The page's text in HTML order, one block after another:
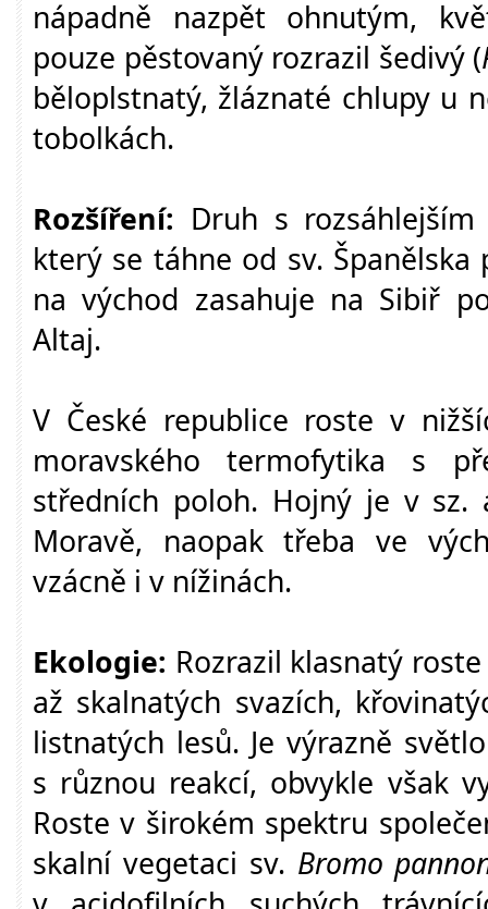
nápadně nazpět ohnutým,
pouze pěstovaný rozrazil šedivý (
běloplstnatý, žláznaté chlupy u
tobolkách.
Rozšíření: Druh s
který se táhne od sv.
na východ zasahuje na Sibiř
Altaj.
V České republice roste v
moravského termofytika s
středních poloh. Hojný je v sz.
Moravě, naopak třeba ve
vzácně i v nížinách.
Ekologie: Rozrazil klasnatý
až skalnatých svazích,
listnatých lesů. Je výrazně
s různou reakcí, obvykle však
Roste v širokém spektru
skalní vegetaci sv. Bromo